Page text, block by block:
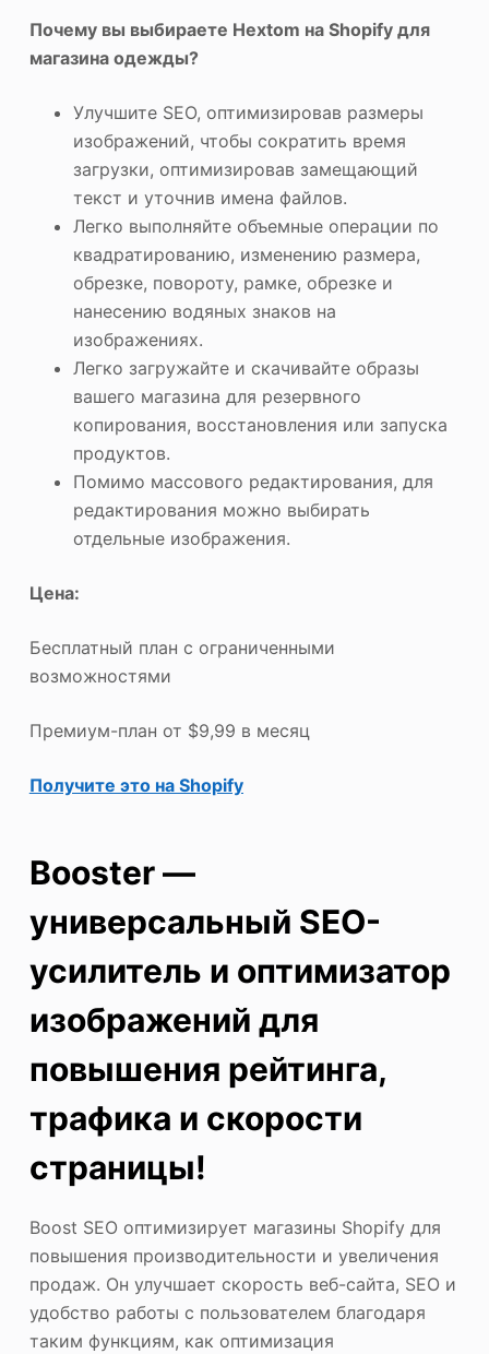
Почему вы выбираете Hextom на Shopify для
магазина одежды?
Улучшите SEO, оптимизировав размеры
изображений, чтобы сократить время
загрузки, оптимизировав замещающий
текст и уточнив имена файлов.
Легко выполняйте объемные операции по
квадратированию, изменению размера,
обрезке, повороту, рамке, обрезке и
нанесению водяных знаков на
изображениях.
Легко загружайте и скачивайте образы
вашего магазина для резервного
копирования, восстановления или запуска
продуктов.
Помимо массового редактирования, для
редактирования можно выбирать
отдельные изображения.
Цена:
Бесплатный план с ограниченными
возможностями
Премиум-план от $9,99 в месяц
Получите это на Shopify
Booster —
универсальный SEO-
усилитель и оптимизатор
изображений для
повышения рейтинга,
трафика и скорости
страницы!
Boost SEO оптимизирует магазины Shopify для
повышения производительности и увеличения
продаж. Он улучшает скорость веб-сайта, SEO и
удобство работы с пользователем благодаря
таким функциям, как оптимизация